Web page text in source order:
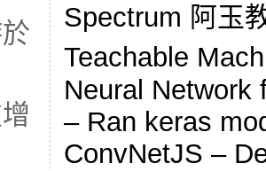
Spectrum 阿玉
Teachable
Neural Network
– Ran keras
ConvNetJS –